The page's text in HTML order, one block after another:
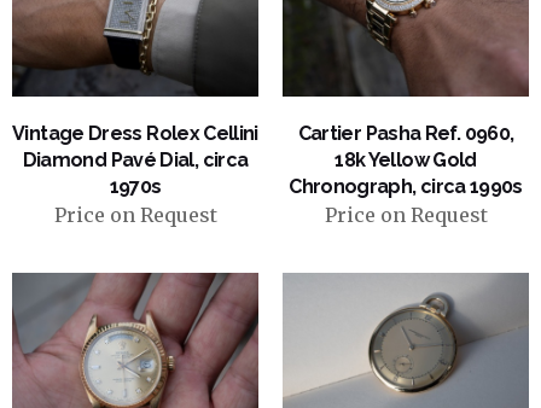
VIEW PRODUCT
Vintage Dress Rolex Cellini
Diamond Pavé Dial, circa
1970s
Price on Request
VIEW PRODUCT
Cartier Pasha Ref. 0960,
18k Yellow Gold
Chronograph, circa 1990s
Price on Request